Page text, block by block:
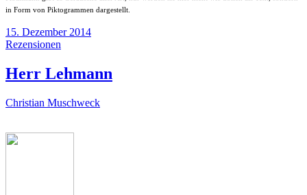
in Form von Piktogrammen dargestellt.
15. Dezember 2014
Rezensionen
Herr Lehmann
Christian Muschweck